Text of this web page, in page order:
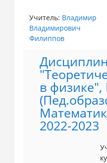
Учитель: Владимир
Владимирович
Филиппов
в
2022-2023